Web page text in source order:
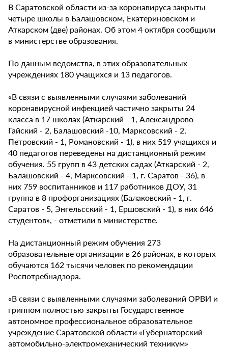
В Саратовской области из-за коронавируса закрыты
четыре школы в Балашовском, Екатериновском и
Аткарском (две) районах. Об этом 4 октября сообщили
в министерстве образования.
По данным ведомства, в этих образовательных
учреждениях 180 учащихся и 13 педагогов.
«В связи с выявленными случаями заболеваний
коронавирусной инфекцией частично закрыты 24
класса в 17 школах (Аткарский - 1, Александрово-
Гайский - 2, Балашовский -10, Марксовский - 2,
Петровский - 1, Романовский - 1), в них 519 учащихся и
40 педагогов переведены на дистанционный режим
обучения. 55 групп в 43 детских садах (Аткарский - 2,
Балашовский - 4, Марксовский - 1, г. Саратов - 36), в
них 759 воспитанников и 117 работников ДОУ, 31
группа в 8 профорганизациях (Балаковский - 1, г.
Саратов - 5, Энгельсский - 1, Ершовский - 1), в них 646
студентов», - отметили в министерстве.
На дистанционный режим обучения 273
образовательные организации в 26 районах, в которых
обучаются 162 тысячи человек по рекомендации
Роспотребнадзора.
«В связи с выявленными случаями заболеваний ОРВИ и
гриппом полностью закрыты Государственное
автономное профессиональное образовательное
учреждение Саратовской области «Губернаторский
автомобильно-электромеханический техникум»